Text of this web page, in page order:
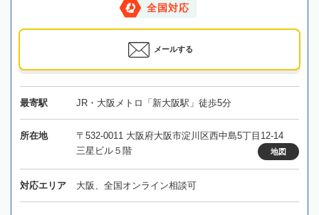
全国対応
メールする
最寄駅 JR・大阪メトロ「新大阪駅」徒歩5分
所在地
〒532-0011 大阪府大阪市淀川区西中島5丁目12-14
三星ビル５階
地図
対応エリア 大阪、全国オンライン相談可